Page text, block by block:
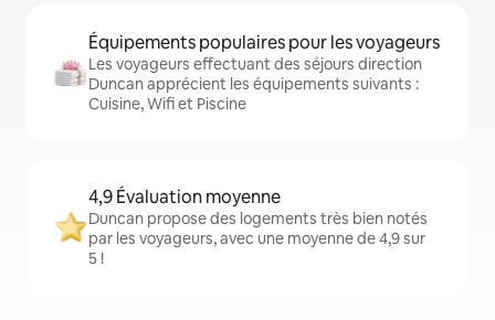
Équipements populaires pour les voyageurs
Les voyageurs effectuant des séjours direction
Duncan apprécient les équipements suivants :
Cuisine, Wifi et Piscine
4,9 Évaluation moyenne
Duncan propose des logements très bien notés
par les voyageurs, avec une moyenne de 4,9 sur
5 !